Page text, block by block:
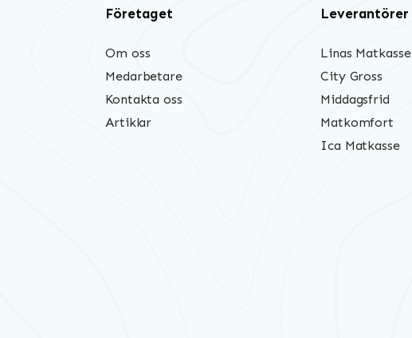
Företaget
Om oss
Medarbetare
Kontakta oss
Artiklar
Leverantörer
Linas Matkasse
City Gross
Middagsfrid
Matkomfort
Ica Matkasse